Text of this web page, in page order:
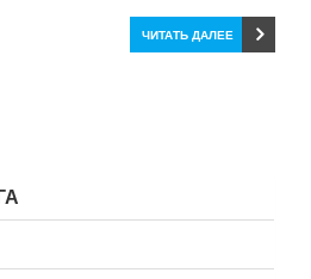
ЧИТАТЬ ДАЛЕЕ